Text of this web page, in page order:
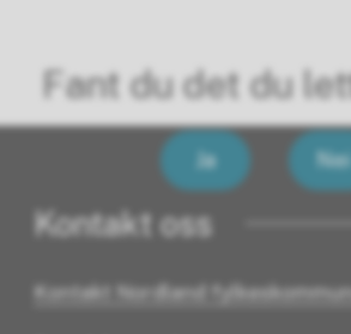
Fant du det du
Ja Nei
Kontakt oss
Kontakt Nordland